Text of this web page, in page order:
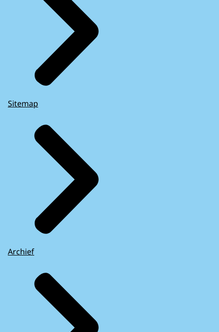
Sitemap
Archief